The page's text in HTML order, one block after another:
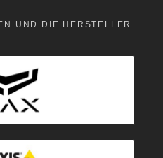
UND DIE HERSTELLER